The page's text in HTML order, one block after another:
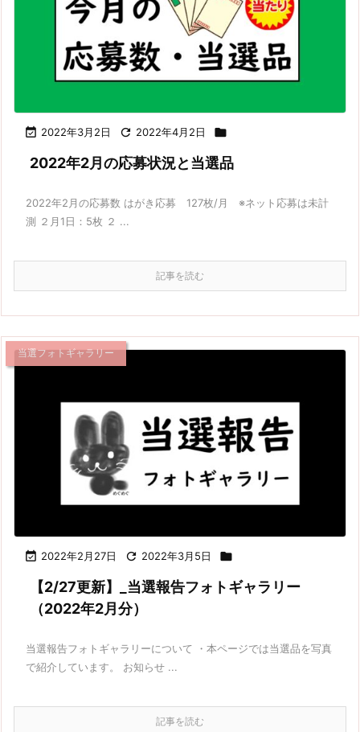
 2022年3月2日  2022年4月2日 
2022年2月の応募状況と当選品
2022年2月の応募数 はがき応募 127枚/月 ※ネット応募は未計
測 ２月1日：5枚 ２ ...
記事を読む
 2022年2月27日  2022年3月5日 
当選フォトギャラリー
【2/27更新】_当選報告フォトギャラリー
（2022年2月分）
当選報告フォトギャラリーについて ・本ページでは当選品を写真
で紹介しています。 お知らせ ...
記事を読む